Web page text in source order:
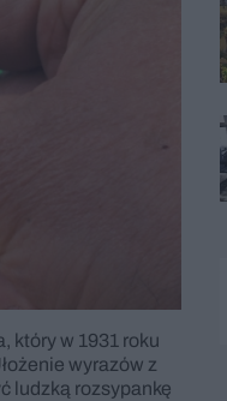
który w 1931 roku
wyrazów z
ludzką rozsypankę